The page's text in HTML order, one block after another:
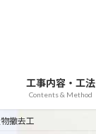
工事内容・工法
Contents & Method
撤去工